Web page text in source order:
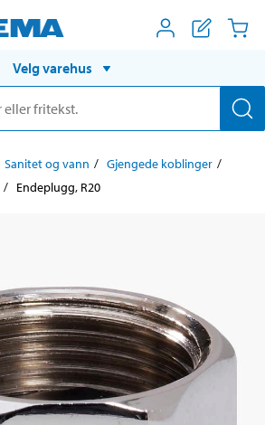
Velg varehus
Sanitet og vann
Gjengede koblinger
Endeplugg, R20